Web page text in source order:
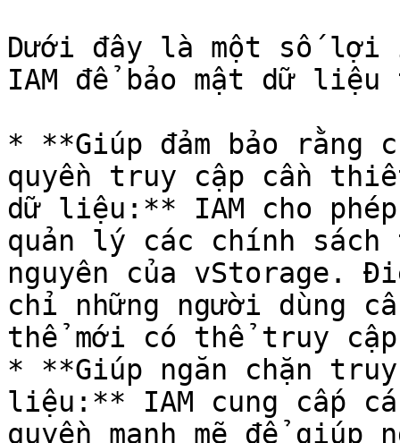
Dưới đây là một số lợi
IAM để bảo mật dữ
* **Giúp đảm bảo rằng
quyền truy cập cần
dữ liệu:** IAM cho
quản lý các chính
nguyên của vStorage.
chỉ những người dùng
thể mới có thể truy
* **Giúp ngăn chặn
liệu:** IAM cung cấp
quyền mạnh mẽ để